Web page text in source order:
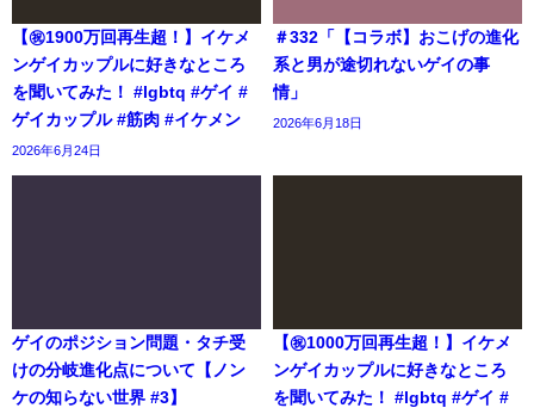
【㊗️1900万回再生超！】イケメ
ンゲイカップルに好きなところ
を聞いてみた！ #lgbtq #ゲイ #
ゲイカップル #筋肉 #イケメン
2026年6月24日
＃332「【コラボ】おこげの進化
系と男が途切れないゲイの事
情」
2026年6月18日
ゲイのポジション問題・タチ受
けの分岐進化点について【ノン
ケの知らない世界 #3】
【㊗️1000万回再生超！】イケメ
ンゲイカップルに好きなところ
を聞いてみた！ #lgbtq #ゲイ #